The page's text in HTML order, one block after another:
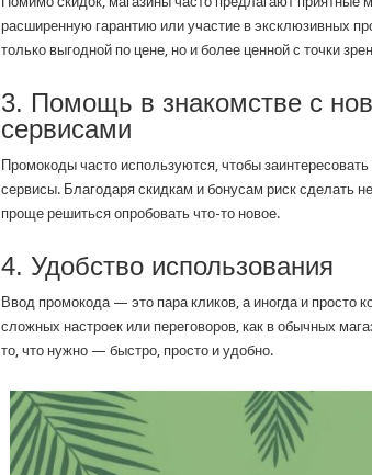
расширенную гарантию или участие в эксклюзивных
только выгодной по цене, но и более ценной с точки
3. Помощь в знакомстве с
сервисами
Промокоды часто используются, чтобы
сервисы. Благодаря скидкам и бонусам риск сделать
проще решиться опробовать что-то новое.
4. Удобство использования
Ввод промокода — это пара кликов, а иногда и просто
сложных настроек или переговоров, как в обычных
то, что нужно — быстро, просто и удобно.